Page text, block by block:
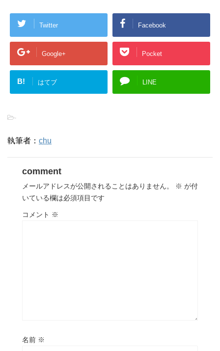
Twitter Facebook
Google+ Pocket
B! はてブ LINE
-
執筆者： chu
comment
メールアドレスが公開されることはありません。 ※ が付
いている欄は必須項目です
コメント ※
名前 ※